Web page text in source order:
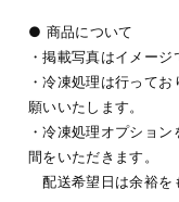
● 商品について
・掲載写真はイメージ
・冷凍処理は行って
願いいたします。
・冷凍処理オプショ
間をいただきます。
配送希望日は余裕を